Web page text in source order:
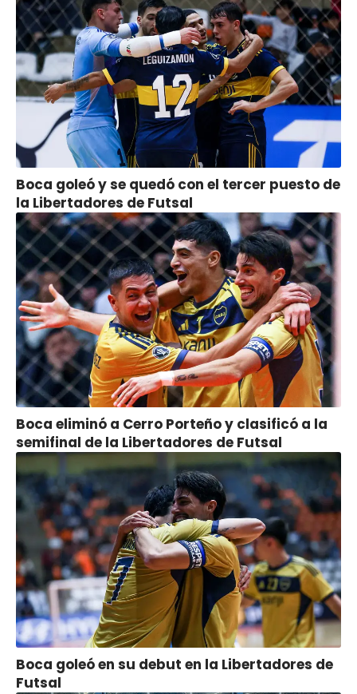
Boca goleó y se quedó con el tercer puesto de
la Libertadores de Futsal
Boca eliminó a Cerro Porteño y clasificó a la
semifinal de la Libertadores de Futsal
Boca goleó en su debut en la Libertadores de
Futsal